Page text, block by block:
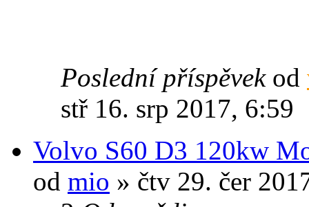
Poslední příspěvek od
stř 16. srp 2017, 6:59
Volvo S60 D3 120kw
od mio » čtv 29. čer